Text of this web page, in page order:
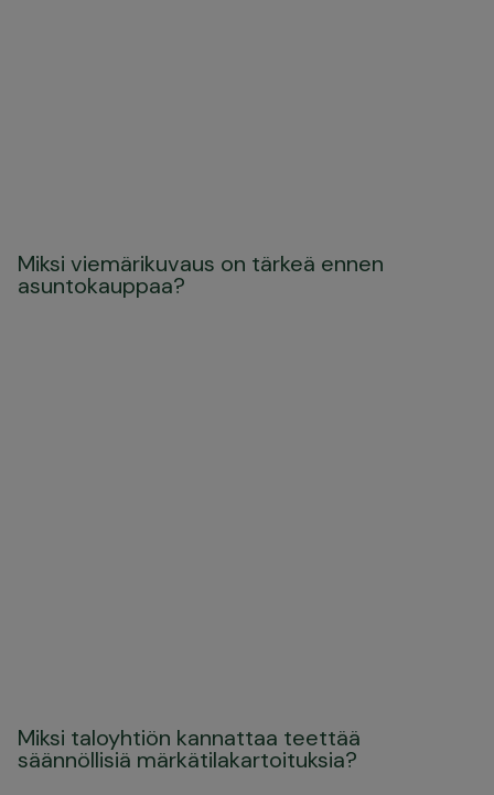
Miksi viemärikuvaus on tärkeä ennen
asuntokauppaa?
Miksi taloyhtiön kannattaa teettää
säännöllisiä märkätilakartoituksia?